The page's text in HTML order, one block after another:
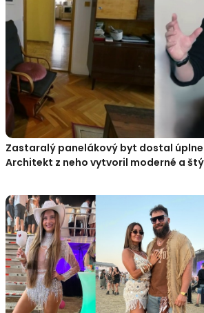
Zastaralý panelákový byt dostal
Architekt z neho vytvoril moderné a